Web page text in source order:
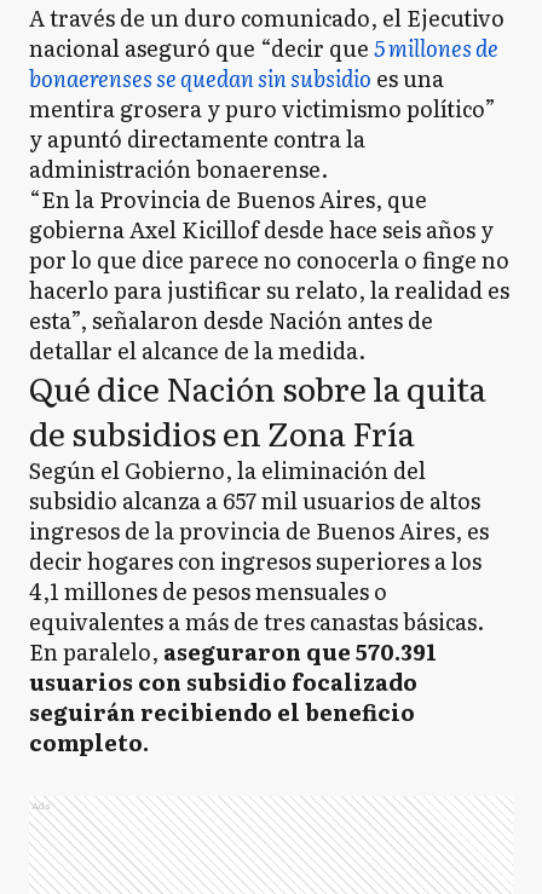
A través de un duro comunicado, el Ejecutivo
nacional aseguró que “decir que5 millones de
bonaerenses se quedan sin subsidio es una
mentira grosera y puro victimismo político”
y apuntó directamente contra la
administración bonaerense.
“En la Provincia de Buenos Aires, que
gobierna Axel Kicillof desde hace seis años y
por lo que dice parece no conocerla o finge no
hacerlo para justificar su relato, la realidad es
esta”, señalaron desde Nación antes de
detallar el alcance de la medida.
Qué dice Nación sobre la quita
de subsidios en Zona Fría
Según el Gobierno, la eliminación del
subsidio alcanza a 657 mil usuarios de altos
ingresos de la provincia de Buenos Aires, es
decir hogares con ingresos superiores a los
4,1 millones de pesos mensuales o
equivalentes a más de tres canastas básicas.
En paralelo, aseguraron que 570.391
usuarios con subsidio focalizado
seguirán recibiendo el beneficio
completo.
Ads